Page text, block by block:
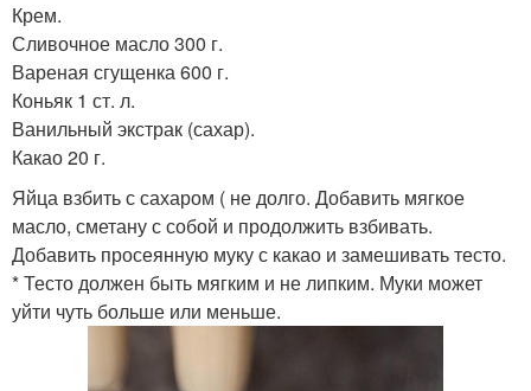
Крем.
Сливочное масло 300 г.
Вареная сгущенка 600 г.
Коньяк 1 ст. л.
Ванильный экстрак (сахар).
Какао 20 г.
Яйца взбить с сахаром ( не долго. Добавить мягкое
масло, сметану с собой и продолжить взбивать.
Добавить просеянную муку с какао и замешивать тесто.
* Тесто должен быть мягким и не липким. Муки может
уйти чуть больше или меньше.